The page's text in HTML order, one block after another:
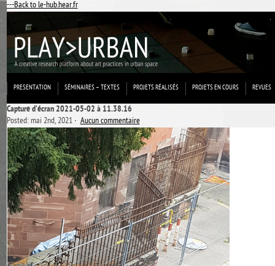
---Back to le-hub.hear.fr
PRESENTATION SÉMINAIRES – TEXTES PROJETS RÉALISÉS PROJETS EN COURS REVUES
Capture d’écran 2021-05-02 à 11.38.16
Posted: mai 2nd, 2021 ˑAucun commentaire